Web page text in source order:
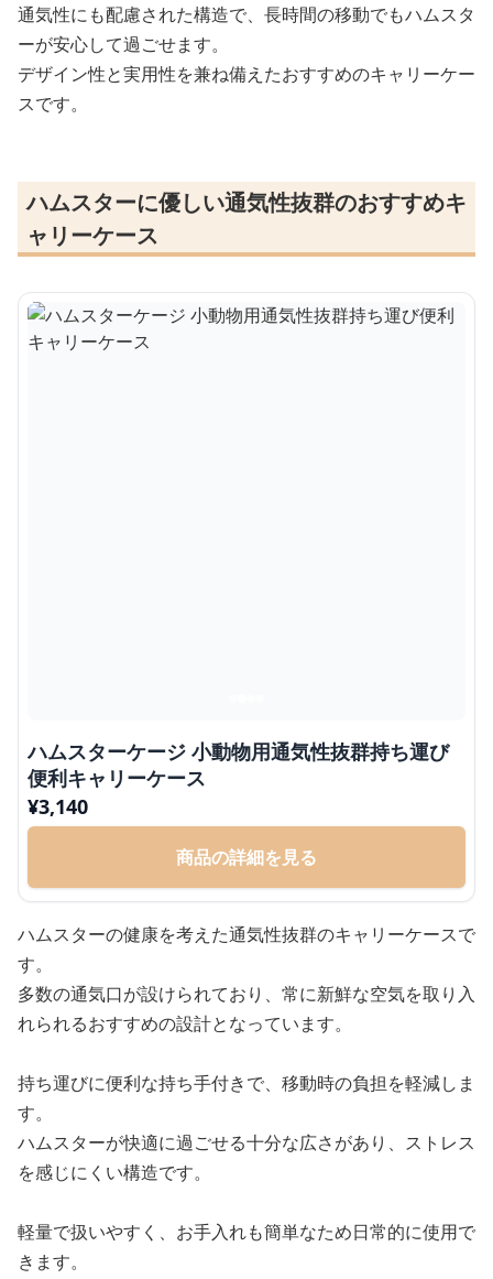
通気性にも配慮された構造で、長時間の移動でもハムスタ
ーが安心して過ごせます。
デザイン性と実用性を兼ね備えたおすすめのキャリーケー
スです。
ハムスターに優しい通気性抜群のおすすめキ
ャリーケース
ハムスターケージ 小動物用通気性抜群持ち運び
便利キャリーケース
¥3,140
商品の詳細を見る
ハムスターの健康を考えた通気性抜群のキャリーケースで
す。
多数の通気口が設けられており、常に新鮮な空気を取り入
れられるおすすめの設計となっています。
持ち運びに便利な持ち手付きで、移動時の負担を軽減しま
す。
ハムスターが快適に過ごせる十分な広さがあり、ストレス
を感じにくい構造です。
軽量で扱いやすく、お手入れも簡単なため日常的に使用で
きます。